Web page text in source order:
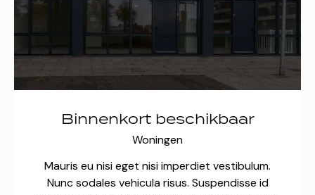
Binnenkort beschikbaar
Woningen
Mauris eu nisi eget nisi imperdiet vestibulum.
Nunc sodales vehicula risus. Suspendisse id